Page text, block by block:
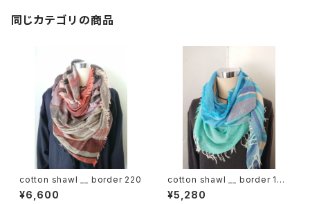
同じカテゴリの商品
cotton shawl __ border 220
¥6,600
cotton shawl __ border 160
海嶺w
¥5,280